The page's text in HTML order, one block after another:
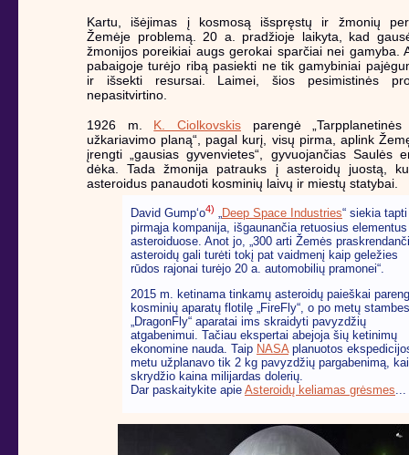
Kartu, išėjimas į kosmosą išspręstų ir žmonių
Žemėje problemą. 20 a. pradžioje laikyta, kad
žmonijos poreikiai augs gerokai sparčiai nei gamyba.
pabaigoje turėjo ribą pasiekti ne tik gamybiniai
ir išsekti resursai. Laimei, šios pesimistinės
nepasitvirtino.
1926 m. K. Ciolkovskis parengė
užkariavimo planą“, pagal kurį, visų pirma, aplink
įrengti „gausias gyvenvietes“, gyvuojančias Saulės
dėka. Tada žmonija patrauks į asteroidų juostą,
asteroidus panaudoti kosminių laivų ir miestų statybai.
David Gump‘o4) „Deep Space Industries“ siekia tapti
pirmąja kompanija, išgaunančia retuosius elementus
asteroiduose. Anot jo, „300 arti Žemės
asteroidų gali turėti tokį pat vaidmenį kaip geležies
rūdos rajonai turėjo 20 a. automobilių pramonei“.
2015 m. ketinama tinkamų asteroidų paieškai
kosminių aparatų flotilę „FireFly“, o po metų
„DragonFly“ aparatai ims skraidyti pavyzdžių
atgabenimui. Tačiau ekspertai abejoja šių ketinimų
ekonomine nauda. Taip NASAplanuotos
metu užplanavo tik 2 kg pavyzdžių pargabenimą, kai
skrydžio kaina milijardas dolerių.
Dar paskaitykite apie Asteroidų keliamas grėsmes...